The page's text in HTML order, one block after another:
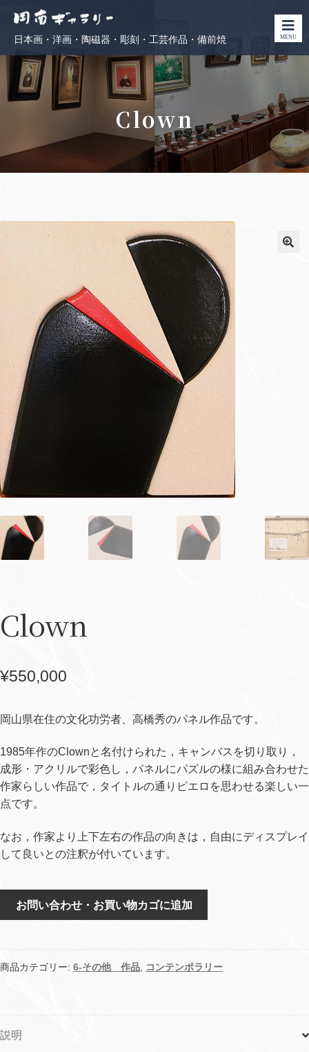
日本画・洋画・陶磁器・彫刻・工芸作品・備前焼 MENU
Clown
Clown
¥550,000
岡山県在住の文化功労者、高橋秀のパネル作品です。
1985年作のClownと名付けられた，キャンバスを切り取り，
成形・アクリルで彩色し，パネルにパズルの様に組み合わせた
作家らしい作品で，タイトルの通りピエロを思わせる楽しい一
点です。
なお，作家より上下左右の作品の向きは，自由にディスプレイ
して良いとの注釈が付いています。
Clown
お問い合わせ・お買い物カゴに追加
商品カテゴリー: 6-その他 作品, コンテンポラリー
説明